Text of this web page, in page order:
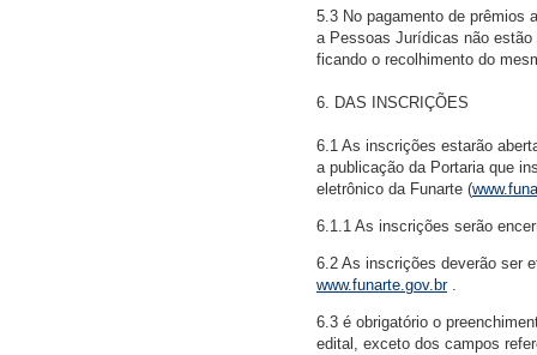
5.3 No pagamento de prêmios
a Pessoas Jurídicas não
ficando o recolhimento do
6. DAS INSCRIÇÕES
6.1 As inscrições estarão
a publicação da Portaria que
eletrônico da Funarte (
6.1.1 As inscrições serão
6.2 As inscrições deverão ser
www.funarte.gov.br.
6.3 é obrigatório o
edital, exceto dos campos